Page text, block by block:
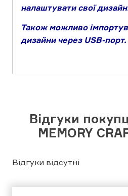
налаштувати свої
Також можливо
дизайни через USB-порт.
Відгуки
MEMORY
Відгуки відсутні